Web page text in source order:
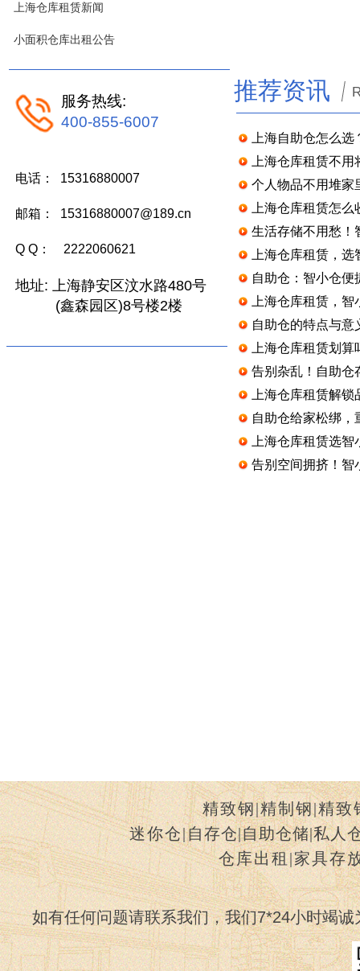
上海仓库租赁新闻
小面积仓库出租公告
推荐资讯
服务热线:
400-855-6007
上海自助仓怎么
上海仓库租赁不
个人物品不用堆家
上海仓库租赁怎
生活存储不用愁！
上海仓库租赁，
自助仓：智小仓便
上海仓库租赁，
自助仓的特点与意
上海仓库租赁划
告别杂乱！自助仓
上海仓库租赁解
自助仓给家松绑，
上海仓库租赁选
告别空间拥挤！智
电话： 15316880007
邮箱： 15316880007@189.cn
Q Q： 2222060621
地址: 上海静安区汶水路480号
(鑫森园区)8号楼2楼
精致钢|精制钢|精致
迷你仓|自存仓|自助仓储|私人
仓库出租|家具存
如有任何问题请联系我们，我们7*24小时竭诚